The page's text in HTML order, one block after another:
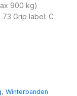
900 kg)
Grip label: C
, Winterbanden